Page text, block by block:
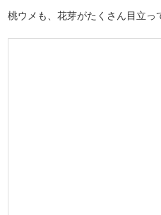
桃ウメも、花芽がたくさん目立っ